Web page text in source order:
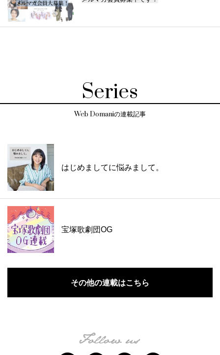
Series
Web Domaniの連載記事
はじめましてに悩みまして。
宝塚歌劇団OG
その他の連載はこちら